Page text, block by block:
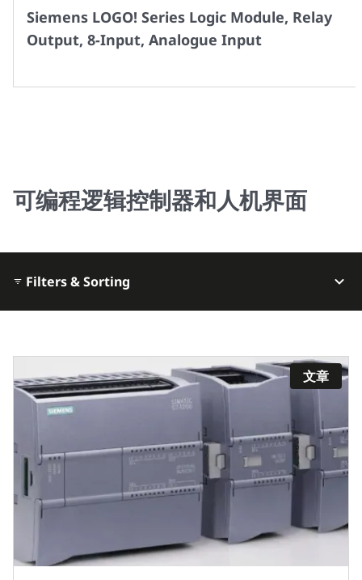
Siemens LOGO! Series Logic Module, Relay
Output, 8-Input, Analogue Input
可编程逻辑控制器和人机界面
Filters & Sorting
文章